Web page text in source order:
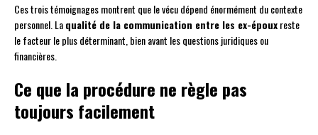
Ces trois témoignages montrent que le vécu dépend énormément du contexte
personnel. Laqualité de la communication entre les ex-épouxreste
le facteur le plus déterminant, bien avant les questions juridiques ou
financières.
Ce que la procédure ne règle pas
toujours facilement